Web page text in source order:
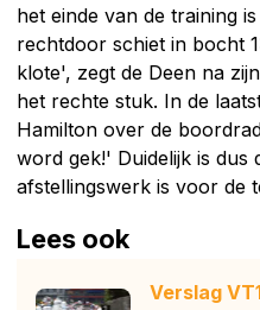
het einde van de training
rechtdoor schiet in bocht
klote', zegt de Deen na zijn
het rechte stuk. In de
Hamilton over de
word gek!' Duidelijk is dus
afstellingswerk is voor de
Lees ook
Verslag